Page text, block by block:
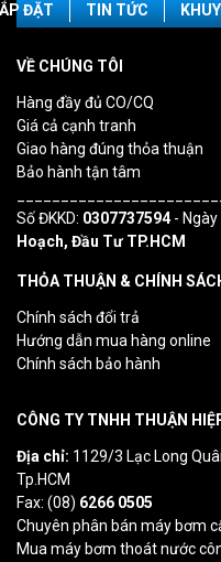
ĐẶT TIN TỨC
VỀ CHÚNG TÔI
Hàng đầy đủ CO/CQ
Giá cả cạnh tranh
Giao hàng đúng thỏa thuận
Bảo hành tận tâm
Số ĐKKD: 0307737594- Ngày
Hoạch, Đầu Tư TP.HCM
THỎA THUẬN & CHÍNH
Chính sách đổi trả
Hướng dẫn mua hàng online
Chính sách bảo hành
CÔNG TY TNHH THUẬN
Địa chỉ: 1129/3 Lạc Long
Tp.HCM
Fax: (08) 6266 0505
Chuyên phân bán máy bơm
Mua máy bơm thoát nước